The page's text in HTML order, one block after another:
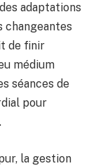
adaptations
changeantes
de finir
médium
séances de
pour
la gestion